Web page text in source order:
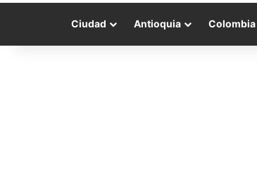
Ciudad Antioquia Colombia